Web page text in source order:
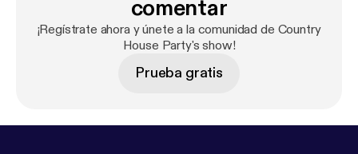
comentar
¡Regístrate ahora y únete a la comunidad de Country
House Party's show!
Prueba gratis